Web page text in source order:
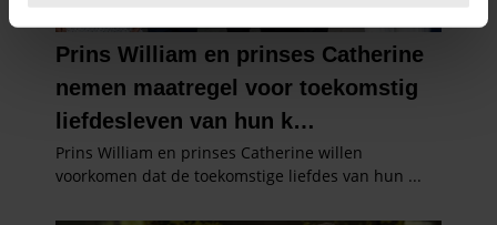
intrekken in de Cookieverklaring.
We gebruiken cookies om content en advertenties te
personaliseren, om functies voor social media te bieden
en om ons websiteverkeer te analyseren. Ook delen we
informatie over uw gebruik van onze site met onze
partners voor social media, adverteren en analyse. Deze